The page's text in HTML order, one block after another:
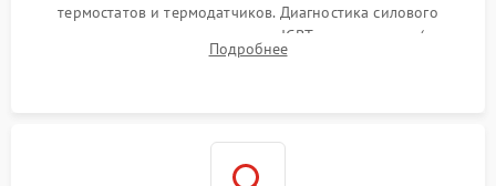
термостатов и термодатчиков. Диагностика силового
модуля, реле, диодных мостов и IGBT-транзисторов (для
индукции). Проверка кранов и газ-контроля (для газовых
Подробнее